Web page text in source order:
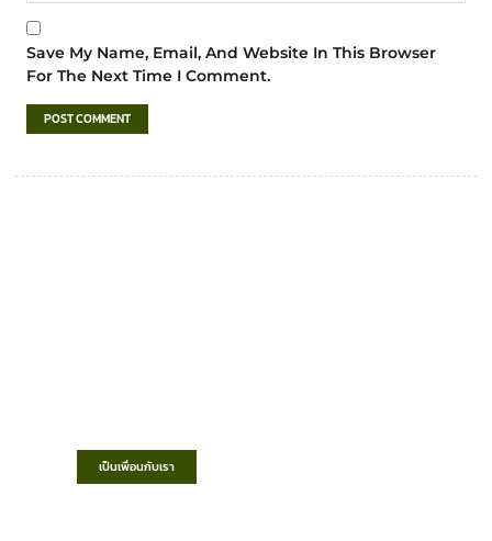
Save My Name, Email, And Website In This Browser
For The Next Time I Comment.
เป็นเพื่อนกับเรา